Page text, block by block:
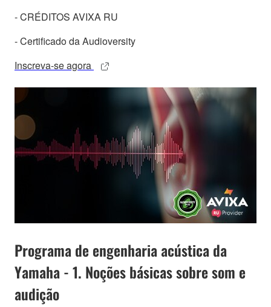
- CRÉDITOS AVIXA RU
- Certificado da Audioversity
Inscreva-se agora
Programa de engenharia acústica da
Yamaha - 1. Noções básicas sobre som e
audição